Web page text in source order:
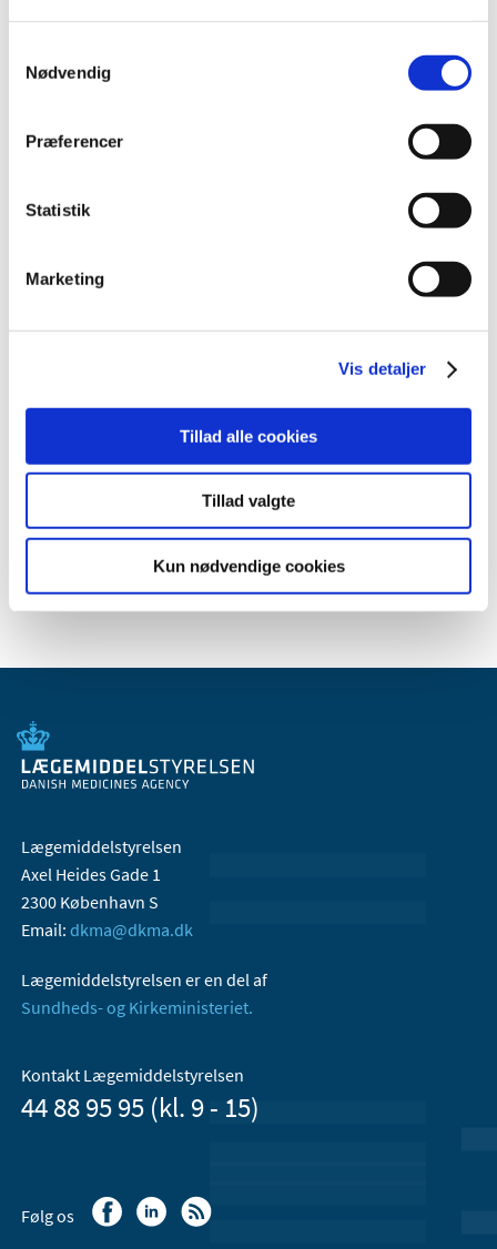
Nødvendig
Præferencer
Statistik
Marketing
Vis detaljer
Tillad alle cookies
Tillad valgte
Kun nødvendige cookies
november (6)
august (1)
juni (3)
marts (3)
2010 (7)
2008 (8)
2006 (9)
Lægemiddelstyrelsen
Axel Heides Gade 1
2300 København S
Email: dkma@dkma.dk
Lægemiddelstyrelsen er en del af
Sundheds- og Kirkeministeriet.
Kontakt Lægemiddelstyrelsen
44 88 95 95 (kl. 9 - 15)
Følg os